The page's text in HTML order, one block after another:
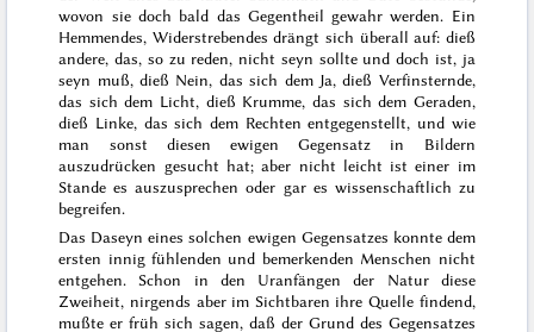
wovon sie doch bald das Gegentheil gewahr werden. Ein
Hemmendes, Widerstrebendes drängt sich überall auf: dieß
andere, das, so zu reden, nicht seyn sollte und doch ist, ja
seyn muß, dieß Nein, das sich dem Ja, dieß Verfinsternde,
das sich dem Licht, dieß Krumme, das sich dem Geraden,
dieß Linke, das sich dem Rechten entgegenstellt, und wie
man sonst diesen ewigen Gegensatz in Bildern
auszudrücken gesucht hat; aber nicht leicht ist einer im
Stande es auszusprechen oder gar es wissenschaftlich zu
begreifen.
Das Daseyn eines solchen ewigen Gegensatzes konnte dem
ersten innig fühlenden und bemerkenden Menschen nicht
entgehen. Schon in den Uranfängen der Natur diese
Zweiheit, nirgends aber im Sichtbaren ihre Quelle findend,
mußte er früh sich sagen, daß der Grund des Gegensatzes